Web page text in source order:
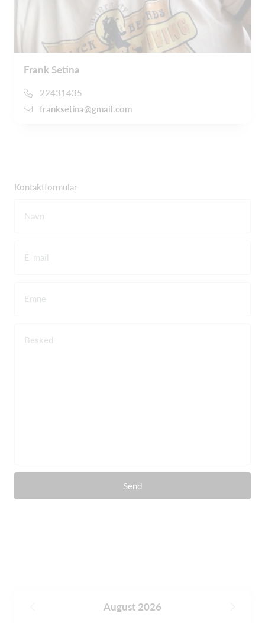
Frank Setina
22431435
franksetina@gmail.com
Kontaktformular
Navn
E-mail
Emne
Besked
Send
August 2026